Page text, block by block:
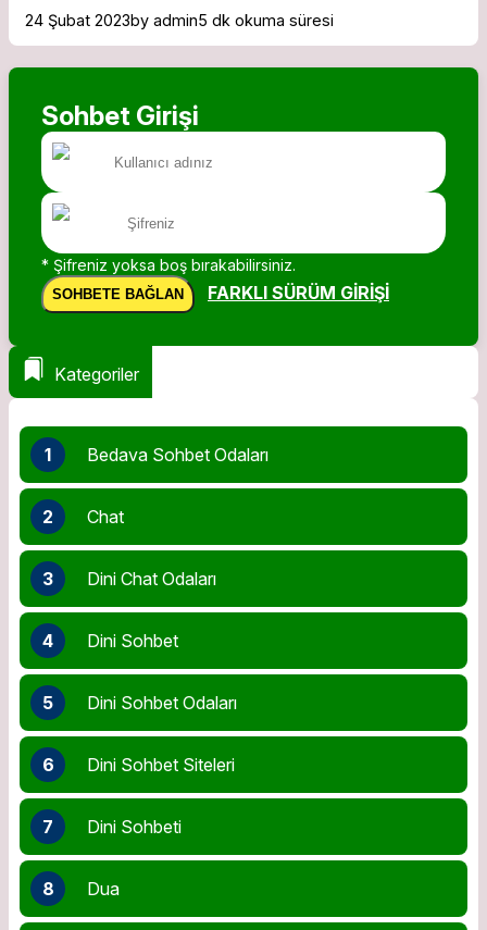
24 Şubat 2023by admin5 dk okuma süresi
Sohbet Girişi
* Şifreniz yoksa boş bırakabilirsiniz.
SOHBETE BAĞLAN FARKLI SÜRÜM GIRIŞI
Kategoriler
1 Bedava Sohbet Odaları
2 Chat
3 Dini Chat Odaları
4 Dini Sohbet
5 Dini Sohbet Odaları
6 Dini Sohbet Siteleri
7 Dini Sohbeti
8 Dua